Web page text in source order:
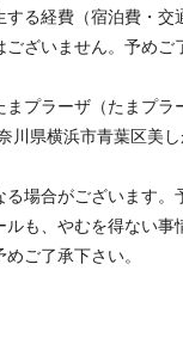
る経費（宿泊費・交
ざいません。予めご
プラーザ（たまプラ
川県横浜市青葉区美
場合がございます。
も、やむを得ない事
ご了承下さい。